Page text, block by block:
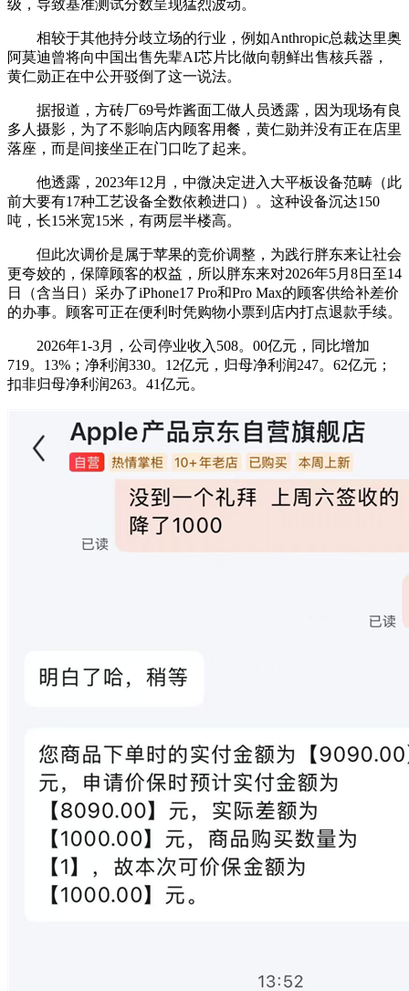
级，导致基准测试分数呈现猛烈波动。
相较于其他持分歧立场的行业，例如Anthropic总裁达里奥
阿莫迪曾将向中国出售先辈AI芯片比做向朝鲜出售核兵器，
黄仁勋正在中公开驳倒了这一说法。
据报道，方砖厂69号炸酱面工做人员透露，因为现场有良
多人摄影，为了不影响店内顾客用餐，黄仁勋并没有正在店里
落座，而是间接坐正在门口吃了起来。
他透露，2023年12月，中微决定进入大平板设备范畴（此
前大要有17种工艺设备全数依赖进口）。这种设备沉达150
吨，长15米宽15米，有两层半楼高。
但此次调价是属于苹果的竞价调整，为践行胖东来让社会
更夸姣的，保障顾客的权益，所以胖东来对2026年5月8日至14
日（含当日）采办了iPhone17 Pro和Pro Max的顾客供给补差价
的办事。顾客可正在便利时凭购物小票到店内打点退款手续。
2026年1-3月，公司停业收入508。00亿元，同比增加
719。13%；净利润330。12亿元，归母净利润247。62亿元；
扣非归母净利润263。41亿元。